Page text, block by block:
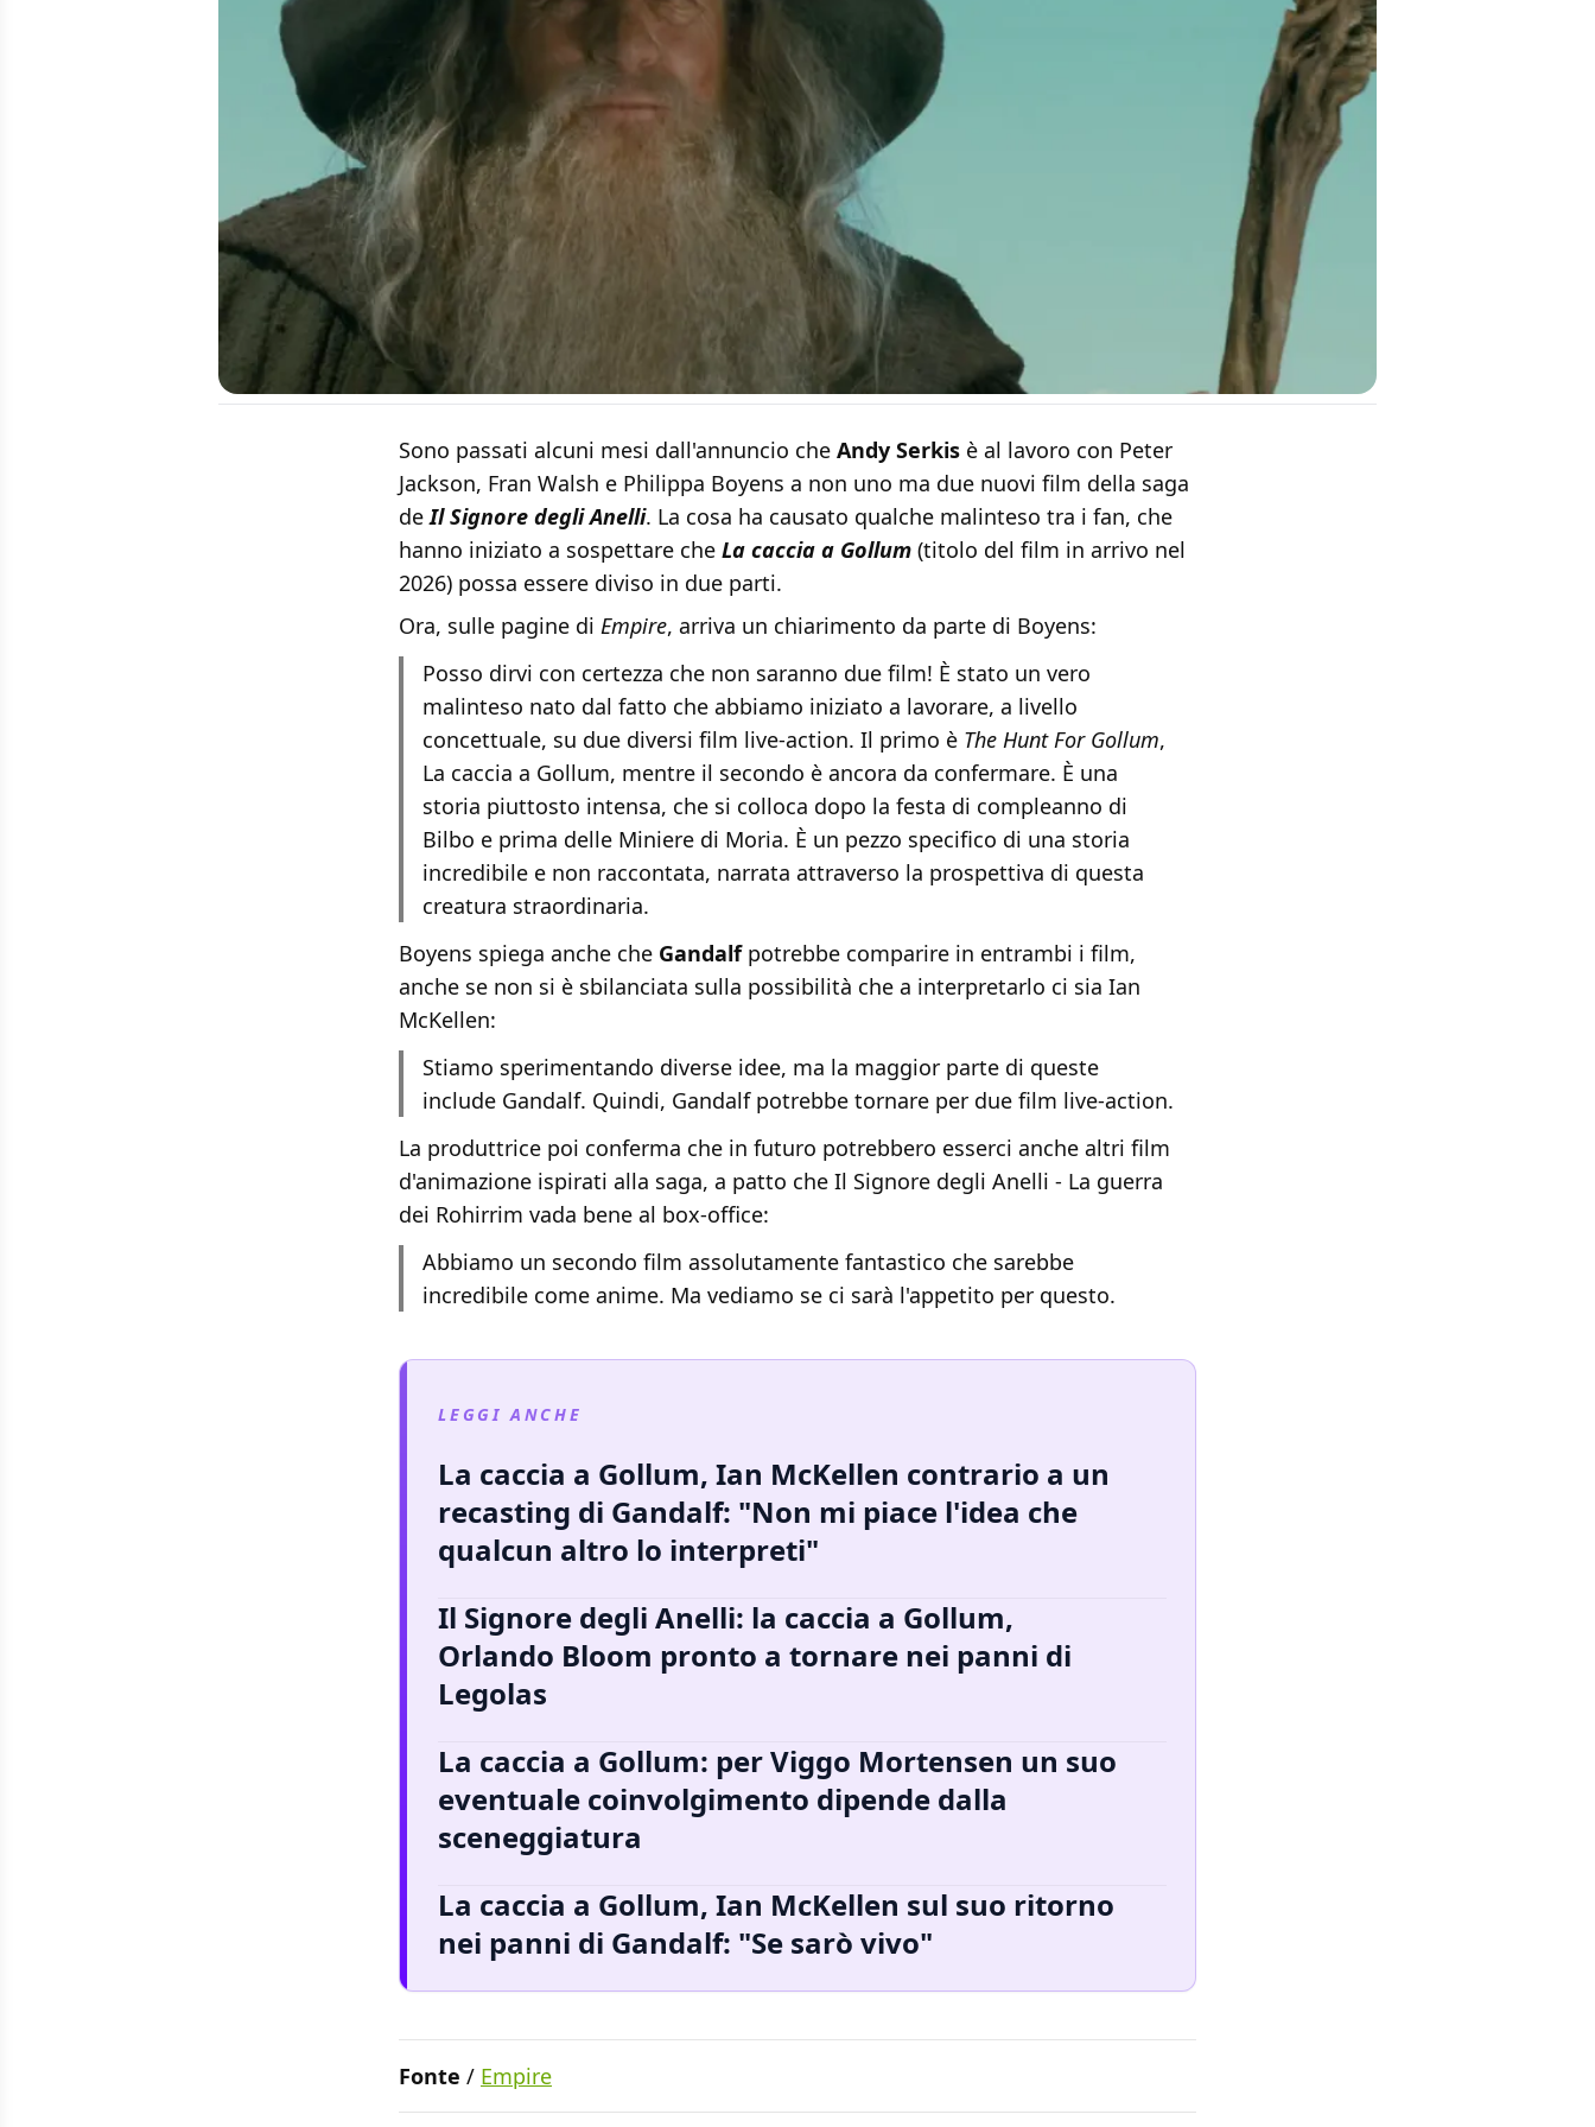
Sono passati alcuni mesi dall'annuncio che Andy Serkis è al lavoro con Peter
Jackson, Fran Walsh e Philippa Boyens a non uno ma due nuovi film della saga
deIl Signore degli Anelli. La cosa ha causato qualche malinteso tra i fan, che
hanno iniziato a sospettare che La caccia a Gollum (titolo del film in arrivo nel
2026) possa essere diviso in due parti.
Ora, sulle pagine di Empire, arriva un chiarimento da parte di Boyens:
Posso dirvi con certezza che non saranno due film! È stato un vero
malinteso nato dal fatto che abbiamo iniziato a lavorare, a livello
concettuale, su due diversi film live-action. Il primo è The Hunt For Gollum,
La caccia a Gollum, mentre il secondo è ancora da confermare. È una
storia piuttosto intensa, che si colloca dopo la festa di compleanno di
Bilbo e prima delle Miniere di Moria. È un pezzo specifico di una storia
incredibile e non raccontata, narrata attraverso la prospettiva di questa
creatura straordinaria.
Boyens spiega anche che Gandalfpotrebbe comparire in entrambi i film,
anche se non si è sbilanciata sulla possibilità che a interpretarlo ci sia Ian
McKellen:
Stiamo sperimentando diverse idee, ma la maggior parte di queste
include Gandalf. Quindi, Gandalf potrebbe tornare per due film live-action.
La produttrice poi conferma che in futuro potrebbero esserci anche altri film
d'animazione ispirati alla saga, a patto che Il Signore degli Anelli - La guerra
dei Rohirrim vada bene al box-office:
Abbiamo un secondo film assolutamente fantastico che sarebbe
incredibile come anime. Ma vediamo se ci sarà l'appetito per questo.
LEGGI ANCHE
La caccia a Gollum, Ian McKellen contrario a un
recasting di Gandalf: "Non mi piace l'idea che
qualcun altro lo interpreti"
Il Signore degli Anelli: la caccia a Gollum,
Orlando Bloom pronto a tornare nei panni di
Legolas
La caccia a Gollum: per Viggo Mortensen un suo
eventuale coinvolgimento dipende dalla
sceneggiatura
La caccia a Gollum, Ian McKellen sul suo ritorno
nei panni di Gandalf: "Se sarò vivo"
Fonte / Empire